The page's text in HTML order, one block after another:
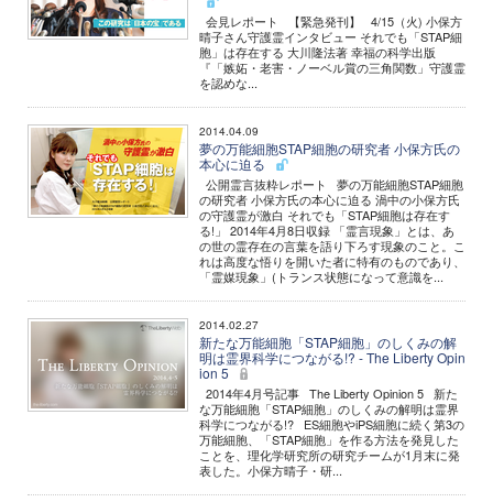
会見レポート 【緊急発刊】 4/15（火) 小保方
晴子さん守護霊インタビュー それでも「STAP細
胞」は存在する 大川隆法著 幸福の科学出版
『「嫉妬・老害・ノーベル賞の三角関数」守護霊
を認めな...
2014.04.09
夢の万能細胞STAP細胞の研究者 小保方氏の
本心に迫る
公開霊言抜粋レポート 夢の万能細胞STAP細胞
の研究者 小保方氏の本心に迫る 渦中の小保方氏
の守護霊が激白 それでも「STAP細胞は存在す
る!」 2014年4月8日収録 「霊言現象」とは、あ
の世の霊存在の言葉を語り下ろす現象のこと。こ
れは高度な悟りを開いた者に特有のものであり、
「霊媒現象」(トランス状態になって意識を...
2014.02.27
新たな万能細胞「STAP細胞」のしくみの解
明は霊界科学につながる!? - The Liberty Opin
ion 5
2014年4月号記事 The Liberty Opinion 5 新た
な万能細胞「STAP細胞」のしくみの解明は霊界
科学につながる!? ES細胞やiPS細胞に続く第3の
万能細胞、「STAP細胞」を作る方法を発見した
ことを、理化学研究所の研究チームが1月末に発
表した。小保方晴子・研...